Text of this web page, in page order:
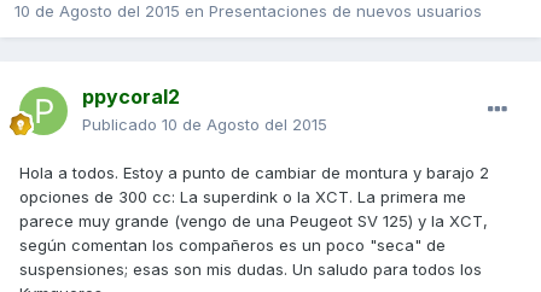
10 de Agosto del 2015 en Presentaciones de nuevos usuarios
ppycoral2
Publicado 10 de Agosto del 2015
Hola a todos. Estoy a punto de cambiar de montura y barajo 2
opciones de 300 cc: La superdink o la XCT. La primera me
parece muy grande (vengo de una Peugeot SV 125) y la XCT,
según comentan los compañeros es un poco "seca" de
suspensiones; esas son mis dudas. Un saludo para todos los